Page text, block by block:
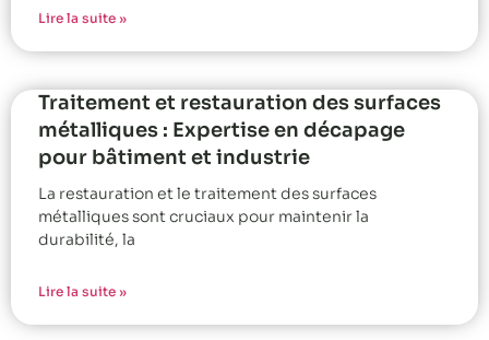
Lire la suite »
Traitement et restauration des surfaces
métalliques : Expertise en décapage
pour bâtiment et industrie
La restauration et le traitement des surfaces
métalliques sont cruciaux pour maintenir la
durabilité, la
Lire la suite »